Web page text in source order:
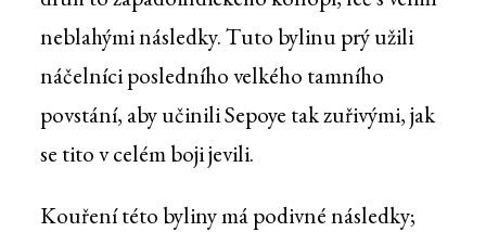
neblahými následky. Tuto bylinu prý užili
náčelníci posledního velkého tamního
povstání, aby učinili Sepoye tak zuřivými, jak
se tito v celém boji jevili.
Kouření této byliny má podivné následky;